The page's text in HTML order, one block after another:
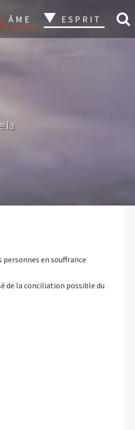
ÂME ESPRIT
la
en souffrance
de la conciliation possible du